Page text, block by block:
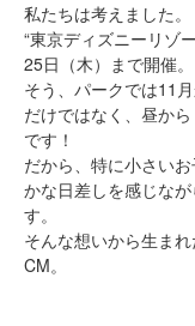
私たちは考えました。
“東京ディズニーリゾ
25日（木）まで開催。
そう、パークでは11
だけではなく、昼か
です！
だから、特に小さい
かな日差しを感じな
す。
そんな想いから生ま
CM。